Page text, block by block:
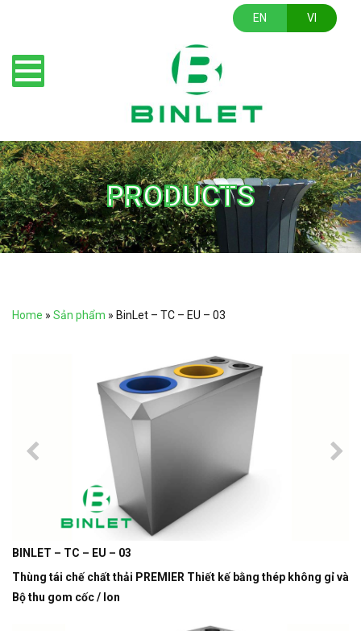
EN VI
PRODUCTS
Home » Sản phẩm » BinLet – TC – EU – 03
BINLET – TC – EU – 03
Thùng tái chế chất thải PREMIER Thiết kế bằng thép không gỉ và
Bộ thu gom cốc / lon